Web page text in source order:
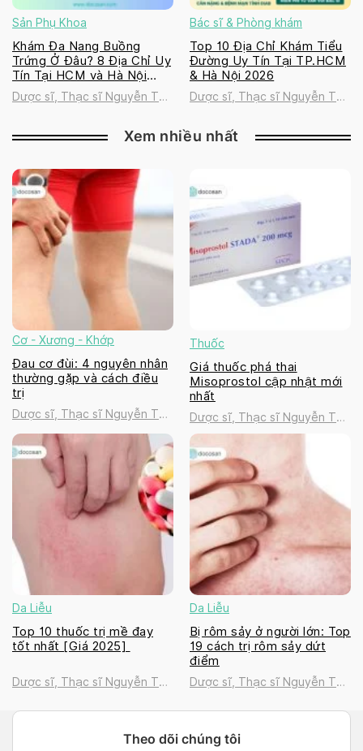
Sản Phụ Khoa
Khám Đa Nang Buồng
Trứng Ở Đâu? 8 Địa Chỉ Uy
Tín Tại HCM và Hà Nội
2026
Dược sĩ, Thạc sĩ Nguyễn Thị
Bác sĩ & Phòng khám
Top 10 Địa Chỉ Khám Tiểu
Đường Uy Tín Tại TP.HCM
& Hà Nội 2026
Dược sĩ, Thạc sĩ Nguyễn Thị
Xem nhiều nhất
Cơ - Xương - Khớp
Đau cơ đùi: 4 nguyên nhân
thường gặp và cách điều
trị
Dược sĩ, Thạc sĩ Nguyễn Thị
Thanh Tú
Thuốc
Giá thuốc phá thai
Misoprostol cập nhật mới
nhất
Dược sĩ, Thạc sĩ Nguyễn Thị
Thanh Tú
Da Liễu
Top 10 thuốc trị mề đay
tốt nhất [Giá 2025]
Dược sĩ, Thạc sĩ Nguyễn Thị
Da Liễu
Bị rôm sảy ở người lớn: Top
19 cách trị rôm sảy dứt
điểm
Dược sĩ, Thạc sĩ Nguyễn Thị
Theo dõi chúng tôi